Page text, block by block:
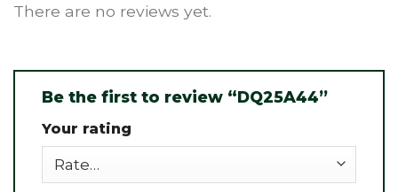
There are no reviews yet.
Be the first to review “DQ25A44”
Your rating